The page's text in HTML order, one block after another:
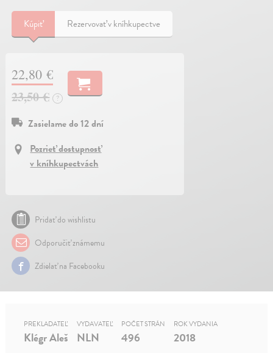
Kúpiť Rezervovať v kníhkupectve
22,80 €
23,50 €
?
Zasielame do 12 dní
Pozrieť dostupnosť
v kníhkupectvách
Pridať do wishlistu
Odporučiť známemu
Zdielať na Facebooku
PREKLADATEĽ
Klégr Aleš
VYDAVATEĽ
NLN
POČET STRÁN
496
ROK VYDANIA
2018